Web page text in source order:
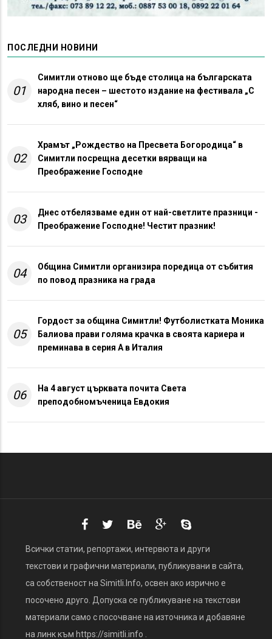
ПОСЛЕДНИ НОВИНИ
01
Симитли отново ще бъде столица на българската
народна песен – шестото издание на фестивала „С
хляб, вино и песен“
02
Храмът „Рождество на Пресвета Богородица“ в
Симитли посрещна десетки вярващи на
Преображение Господне
03
Днес отбелязваме един от най-светлите празници -
Преображение Господне! Честит празник!
04
Община Симитли организира поредица от събития
по повод празника на града
05
Гордост за община Симитли! Футболистката Моника
Балиова прави голяма крачка в своята кариера и
преминава в серия А в Италия
06
На 4 август църквата почита Света
преподобномъченица Евдокия
Всички статии, репортажи, интервюта и други
текстови и графични материали, публикувани в сайта,
са собственост на Simitli.Info, освен ако изрично е
посочено друго. Допуска се публикуване на текстови
материали само с посочване на източника и добавяне
на линк към https://simitli.info .